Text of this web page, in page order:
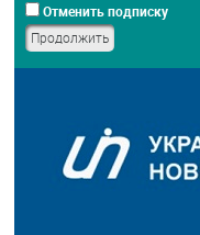
Отменить подписку